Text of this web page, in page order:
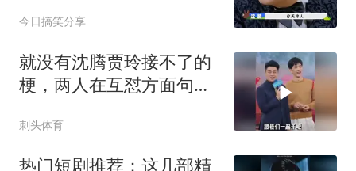
今日搞笑分享
就没有沈腾贾玲接不了的
梗，两人在互怼方面句句
刺头体育
热门短剧推荐：这几部精